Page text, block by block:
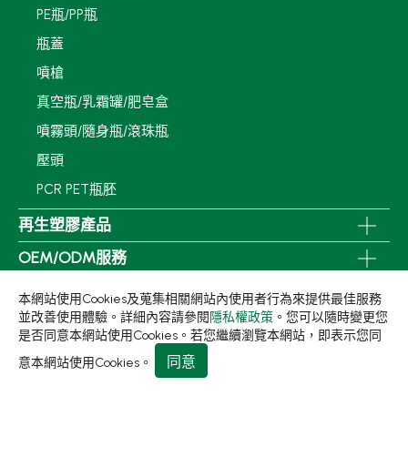
PE瓶/PP瓶
瓶蓋
噴槍
真空瓶/乳霜罐/肥皂盒
噴霧頭/隨身瓶/滾珠瓶
壓頭
PCR PET瓶胚
再生塑膠產品
OEM/ODM服務
應用領域
永續發展
新聞中心
本網站使用Cookies及蒐集相關網站內使用者行為來提供最佳服務
並改善使用體驗。詳細內容請參閱 隱私權政策 。您可以隨時變更您
是否同意本網站使用Cookies。若您繼續瀏覽本網站，即表示您同
意本網站使用Cookies。
同意